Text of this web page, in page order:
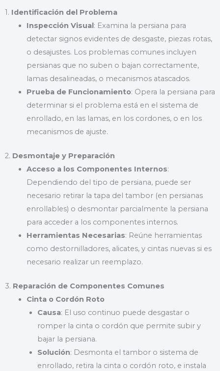
1. Identificación del Problema
Inspección Visual : Examina la persiana para
detectar signos evidentes de desgaste, piezas rotas,
o desajustes. Los problemas comunes incluyen
persianas que no suben o bajan correctamente,
lamas desalineadas, o mecanismos atascados.
Prueba de Funcionamiento: Opera la persiana para
determinar si el problema está en el sistema de
enrollado, en las lamas, en los cordones, o en los
mecanismos de ajuste.
2. Desmontaje y Preparación
Acceso a los Componentes Internos:
Dependiendo del tipo de persiana, puede ser
necesario retirar la tapa del tambor (en persianas
enrollables) o desmontar parcialmente la persiana
para acceder a los componentes internos.
Herramientas Necesarias: Reúne herramientas
como destornilladores, alicates, y cintas nuevas si es
necesario realizar un reemplazo.
3. Reparación de Componentes Comunes
Cinta o Cordón Roto
Causa: El uso continuo puede desgastar o
romper la cinta o cordón que permite subir y
bajar la persiana.
Solución: Desmonta el tambor o sistema de
enrollado, retira la cinta o cordón roto, e instala